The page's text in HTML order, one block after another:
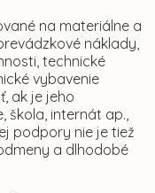
na materiálne a
náklady,
technické
vybavenie
ak je jeho
škola, internát ap.,
podpory nie je tiež
a dlhodobé